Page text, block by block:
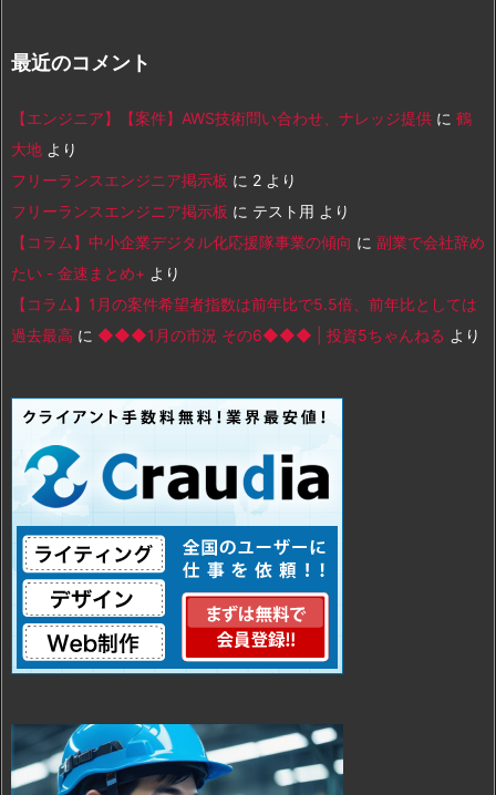
最近のコメント
【エンジニア】【案件】AWS技術問い合わせ、ナレッジ提供 に 鶴
大地 より
フリーランスエンジニア掲示板 に 2 より
フリーランスエンジニア掲示板 に テスト用 より
【コラム】中小企業デジタル化応援隊事業の傾向 に 副業で会社辞め
たい - 金速まとめ+ より
【コラム】1月の案件希望者指数は前年比で5.5倍、前年比としては
過去最高 に ◆◆◆1月の市況 その6◆◆◆ | 投資5ちゃんねる より